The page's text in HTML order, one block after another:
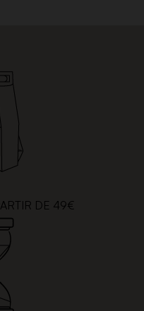
DE 49€